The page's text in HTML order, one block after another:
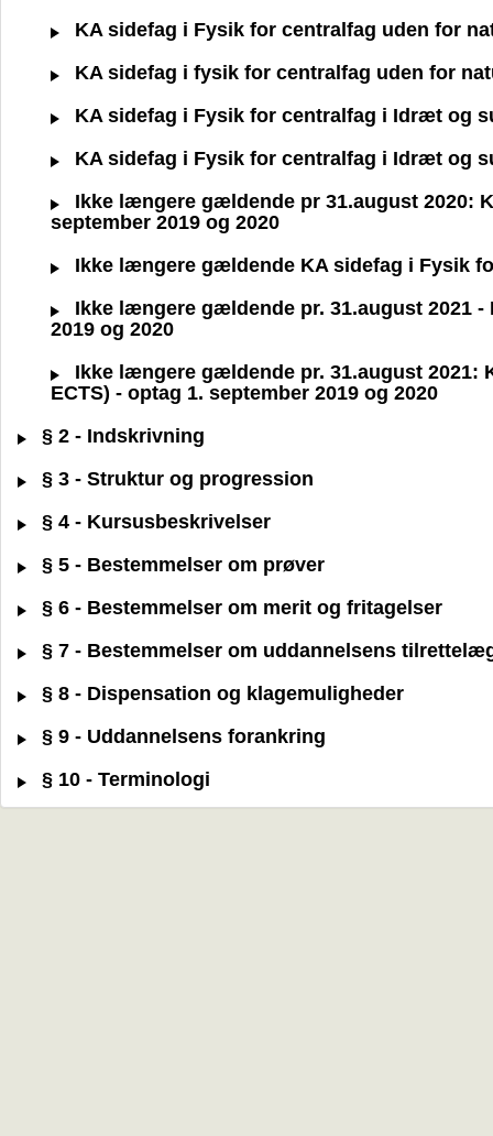
KA sidefag i Fysik for centralfag uden for
KA sidefag i fysik for centralfag uden for
KA sidefag i Fysik for centralfag i Idræt og
KA sidefag i Fysik for centralfag i Idræt og
Ikke længere gældende pr 31.august 2020:
september 2019 og 2020
Ikke længere gældende KA sidefag i Fysik
Ikke længere gældende pr. 31.august 2021
2019 og 2020
Ikke længere gældende pr. 31.august 2021:
ECTS) - optag 1. september 2019 og 2020
§ 2 - Indskrivning
§ 3 - Struktur og progression
§ 4 - Kursusbeskrivelser
§ 5 - Bestemmelser om prøver
§ 6 - Bestemmelser om merit og fritagelser
§ 7 - Bestemmelser om uddannelsens
§ 8 - Dispensation og klagemuligheder
§ 9 - Uddannelsens forankring
§ 10 - Terminologi